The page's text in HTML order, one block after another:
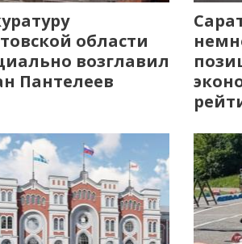
области
возглавил
Пантелеев